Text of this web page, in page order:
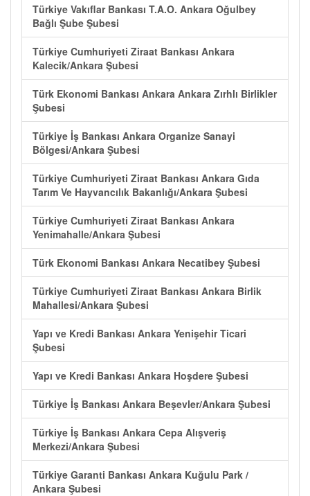
Türkiye Vakıflar Bankası T.A.O. Ankara Oğulbey
Bağlı Şube Şubesi
Türkiye Cumhuriyeti Ziraat Bankası Ankara
Kalecik/Ankara Şubesi
Türk Ekonomi Bankası Ankara Ankara Zırhlı Birlikler
Şubesi
Türkiye İş Bankası Ankara Organize Sanayi
Bölgesi/Ankara Şubesi
Türkiye Cumhuriyeti Ziraat Bankası Ankara Gıda
Tarım Ve Hayvancılık Bakanlığı/Ankara Şubesi
Türkiye Cumhuriyeti Ziraat Bankası Ankara
Yenimahalle/Ankara Şubesi
Türk Ekonomi Bankası Ankara Necatibey Şubesi
Türkiye Cumhuriyeti Ziraat Bankası Ankara Birlik
Mahallesi/Ankara Şubesi
Yapı ve Kredi Bankası Ankara Yenişehir Ticari
Şubesi
Yapı ve Kredi Bankası Ankara Hoşdere Şubesi
Türkiye İş Bankası Ankara Beşevler/Ankara Şubesi
Türkiye İş Bankası Ankara Cepa Alışveriş
Merkezi/Ankara Şubesi
Türkiye Garanti Bankası Ankara Kuğulu Park /
Ankara Şubesi